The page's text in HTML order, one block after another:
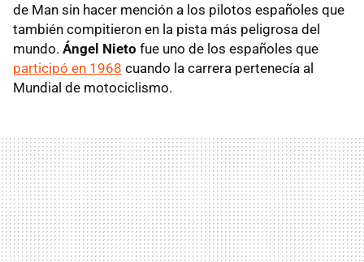
de Man sin hacer mención a los pilotos españoles que
también compitieron en la pista más peligrosa del
mundo. Ángel Nieto fue uno de los españoles que
participó en 1968 cuando la carrera pertenecía al
Mundial de motociclismo.